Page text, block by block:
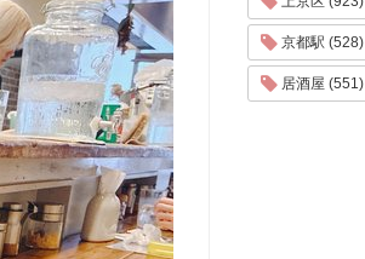
京都駅 (528)
居酒屋 (551)